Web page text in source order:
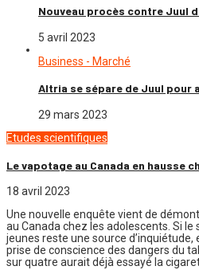
Nouveau procès contre Juul
5 avril 2023
Business - Marché
Altria se sépare de Juul pour
29 mars 2023
Etudes scientifiques
Le vapotage au Canada en hausse
18 avril 2023
Une nouvelle enquête vient de
au Canada chez les adolescents. Si le
jeunes reste une source
prise de conscience des dangers du
sur quatre aurait déjà essayé la